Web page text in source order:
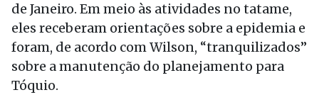
de Janeiro. Em meio às atividades no tatame,
eles receberam orientações sobre a epidemia e
foram, de acordo com Wilson, “tranquilizados”
sobre a manutenção do planejamento para
Tóquio.